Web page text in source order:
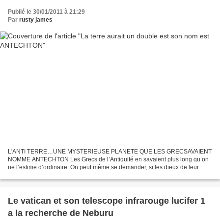
Publié le 30/01/2011 à 21:29
Par rusty james
L'ANTI TERRE…UNE MYSTERIEUSE PLANETE QUE LES GRECSAVAIENT
NOMME ANTECHTON Les Grecs de l’Antiquité en savaient plus long qu’on
ne l’estime d’ordinaire. On peut même se demander, si les dieux de leur
Le vatican et son telescope infrarouge lucifer 1
a la recherche de Neburu